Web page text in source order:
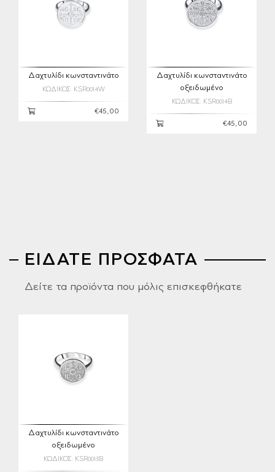
Δαχτυλίδι κωνσταντινάτο
ΚΩΔΙΚΟΣ: KSR0014W
€45,00
Δαχτυλίδι κωνσταντινάτο
οξειδωμένο
ΚΩΔΙΚΟΣ: KSR0014B
€45,00
ΕΙΔΑΤΕ ΠΡΟΣΦΑΤΑ
Δείτε τα προϊόντα που μόλις επισκεφθήκατε
Δαχτυλίδι κωνσταντινάτο
οξειδωμένο
ΚΩΔΙΚΟΣ: KSR0013B